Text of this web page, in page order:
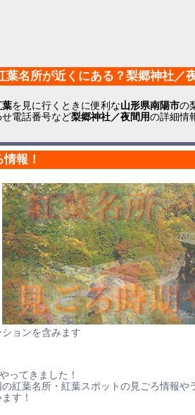
葉名所が近くにある？梨郷神社／
葉を見に行くときに便利な山形県南陽市の
電話番号など梨郷神社／夜間用の詳細情
報！
ョンを含みます
ってきました！
紅葉名所・紅葉スポットの見ごろ情報
す！